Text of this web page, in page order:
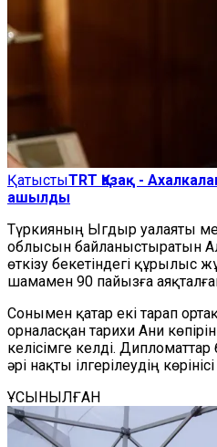
ҚатыстыTRT Қазақ -
ашылды
Түркияның Ыгдыр уалаяты
облысын байланыстыратын
өткізу бекетіндегі құрылыс
шамамен 90 пайызға
Сонымен қатар екі тарап
орналасқан тарихи Ани
келісімге келді.
әрі нақты ілгерілеудің
ҰСЫНЫЛҒАН